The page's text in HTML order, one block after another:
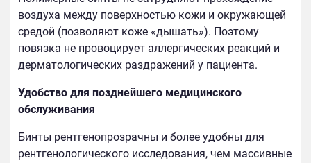
воздуха между поверхностью кожи и окружающей
средой (позволяют коже «дышать»). Поэтому
повязка не провоцирует аллергических реакций и
дерматологических раздражений у пациента.
Удобство для позднейшего медицинского
обслуживания
Бинты рентгенопрозрачны и более удобны для
рентгенологического исследования, чем массивные